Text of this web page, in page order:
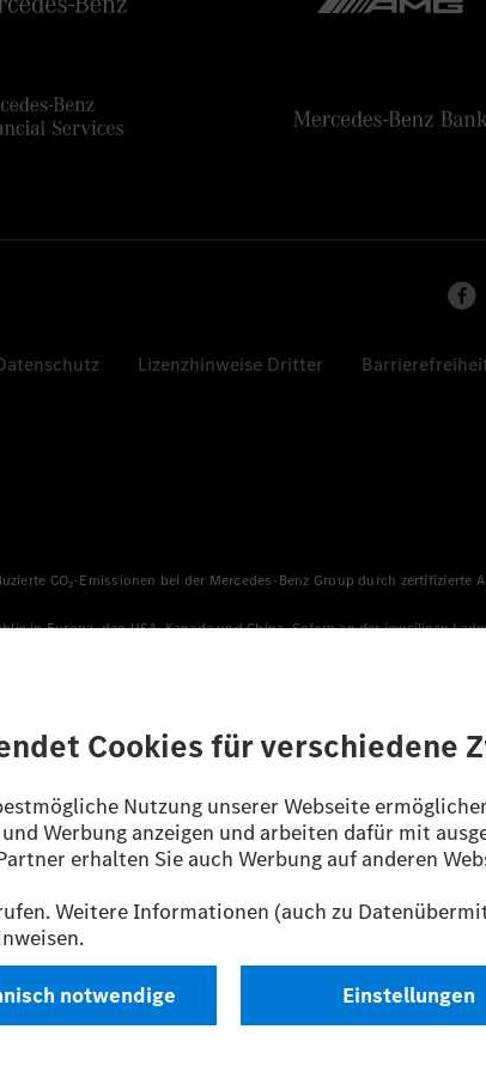
Lizenzhinweise Dritter
CO₂-Emissionen bei der Mercedes-Benz Group durch zertifizierte
in Europa, den USA, Kanada und China. Sofern an der jeweiligen
WLTP (Worldwide harmonised Light vehicles Test Procedure)
sind nicht nur von der effizienten Ausnutzung des Kraftstoffs bzw.
NEFZ ermittelt. Der Stromverbrauch ist abhängig von der
intern nach Maßgabe der Zertifizierungsmethode „WLTP-